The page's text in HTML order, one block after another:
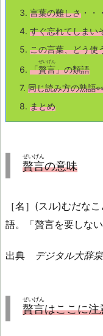
3. 言葉の難しさ ・・・
4. すぐ忘れてしまい
5. この言葉、どう使
6. 「贅言
ぜいげん
」の類語
7. 同じ読み方の熟語
8. まとめ
贅言
ぜいげん
の意味
［名］(スル)むだな
語。「贅言を要しない
出典 デジタル大辞泉
贅言
ぜいげん
はここに注